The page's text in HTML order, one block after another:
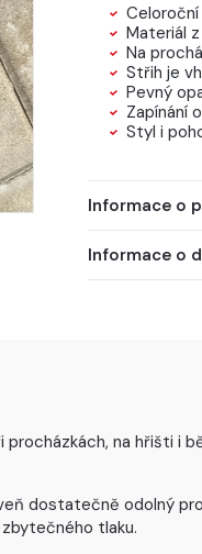
Celoroční
Materiál
Na
Střih je
Pevný
Zapínání
Styl i
Informace o
Informace o
procházkách, na
dostatečně odolný
tlaku.